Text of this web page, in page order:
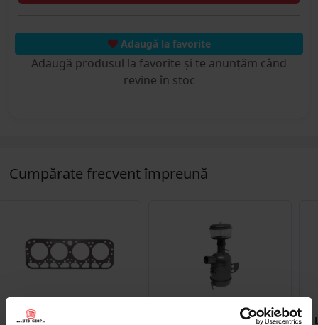
Adaugă la favorite
Adaugă produsul la favorite și te anunțăm când
revine în stoc
Cumpărate frecvent împreună
UTB103.02.017STD
Garnitura chiulasa UTB 650
UTB110.05.028
Filtru aer asamblat UTB U-